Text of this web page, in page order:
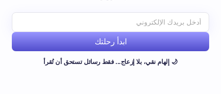
ابدأ رحلتك
🌙 إلهام نقي، بلا إزعاج... فقط رسائل تستحق أن تُقرأ